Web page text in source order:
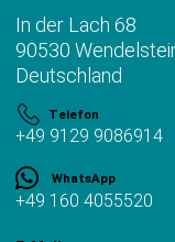
In der Lach 68
90530
Deutschland
Telefon
+49 9129 9086914
WhatsApp
+49 160 4055520